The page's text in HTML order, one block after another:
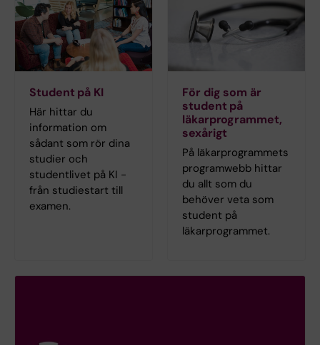
Student på KI
Här hittar du
information om
sådant som rör dina
studier och
studentlivet på KI -
från studiestart till
examen.
För dig som är
student på
läkarprogrammet,
sexårigt
På läkarprogrammets
programwebb hittar
du allt som du
behöver veta som
student på
läkarprogrammet.